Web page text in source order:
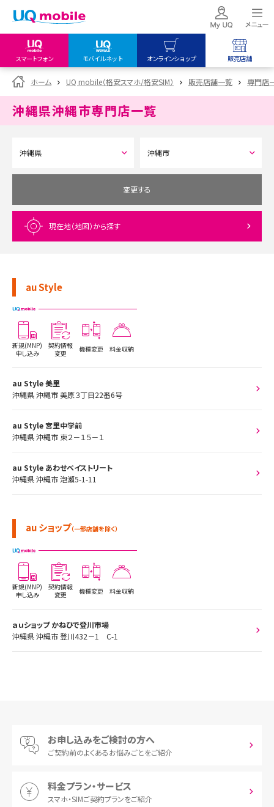
スマートフォン モバイルネット オンラインショップ 販売店舗
my UQ WiMAX
UQ WiMAX ご契約の方
My UQ mobile
データチャージサイト
UQ mobile
オンラインショップ
UQ WiMAX
UQ mobile
販売店舗
UQ WiMAX
ホーム UQ mobile（格安スマホ/格安SIM） 販売店舗一覧 専門店
沖縄県沖縄市専門店一覧
変更する
現在地（地図）から探す
au Style
新規(MNP)
申し込み
契約情報
変更
機種変更 料金収納
au Style 美里
沖縄県 沖縄市 美原３丁目22番6号
au Style 宮里中学前
沖縄県 沖縄市 東２－１５－１
au Style あわせベイストリート
沖縄県 沖縄市 泡瀬5-1-11
au ショップ（一部店舗を除く）
新規(MNP)
申し込み
契約情報
変更
機種変更 料金収納
ａｕショップ かねひで登川市場
沖縄県 沖縄市 登川432－1 C-1
お申し込みをご検討の方へ
ご契約前のよくあるお悩みごとをご紹介
料金プラン・サービス
スマホ・SIMご契約プランをご紹介